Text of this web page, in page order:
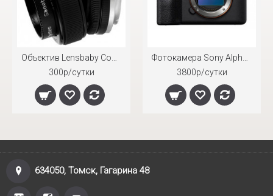
300р/сутки
3800р/сутки
634050, Томск, Гагарина 48